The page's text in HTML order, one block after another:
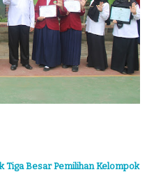
Tiga Besar Pemilihan Kelompok